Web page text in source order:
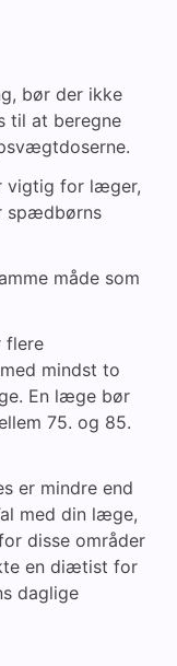
bør der ikke
til at beregne
vigtig for læger,
spædbørns
måde som
flere
mindst to
En læge bør
75. og 85.
er mindre end
med din læge,
disse områder
en diætist for
daglige